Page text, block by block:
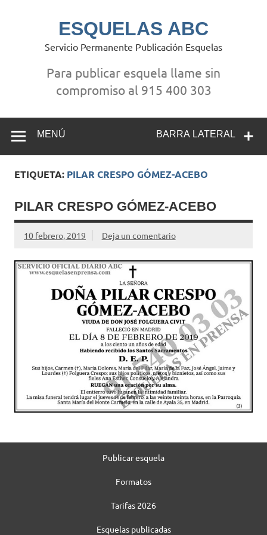
ESQUELAS ABC
Servicio Permanente Publicación Esquelas
Para publicar esquela llame sin
compromiso al 915 400 303
BARRA LATERAL
MENÚ
ETIQUETA: PILAR CRESPO GÓMEZ-ACEBO
PILAR CRESPO GÓMEZ-ACEBO
10 febrero, 2019 Deja un comentario
Publicar esquela
Formatos
Tarifas 2026
Esquelas publicadas